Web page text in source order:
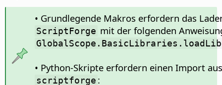
• Grundlegende Makros erfordern das
ScriptForge mit der folgenden
• Python-Skripte erfordern einen Import
scriptforge :